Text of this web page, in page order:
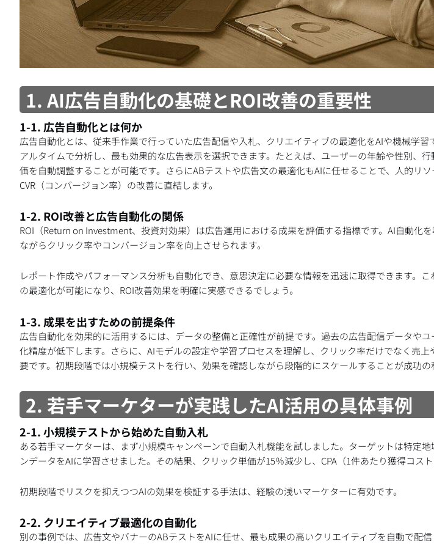
1. AI広告自動化の基礎とROI改善の重要性
1-1. 広告自動化とは何か
広告自動化とは、従来手作業で行っていた広告配信や入札、クリエイティブの最適化をAIや機械学
アルタイムで分析し、最も効果的な広告表示を選択できます。たとえば、ユーザーの年齢や性別、
価を自動調整することが可能です。さらにABテストや広告文の最適化もAIに任せることで、人的リ
CVR（コンバージョン率）の改善に直結します。
1-2. ROI改善と広告自動化の関係
ROI（Return on Investment、投資対効果）は広告運用における成果を評価する指標です。AI自動化
ながらクリック率やコンバージョン率を向上させられます。
レポート作成やパフォーマンス分析も自動化でき、意思決定に必要な情報を迅速に取得できます。
の最適化が可能になり、ROI改善効果を明確に実感できるでしょう。
1-3. 成果を出すための前提条件
広告自動化を効果的に活用するには、データの整備と正確性が前提です。過去の広告配信データや
化精度が低下します。さらに、AIモデルの設定や学習プロセスを理解し、クリック率だけでなく売
要です。初期段階では小規模テストを行い、効果を確認しながら段階的にスケールすることが成功の
2. 若手マーケターが実践したAI活用の具体事例
2-1. 小規模テストから始めた自動入札
ある若手マーケターは、まず小規模キャンペーンで自動入札機能を試しました。ターゲットは特定
ンデータをAIに学習させました。その結果、クリック単価が15％減少し、CPA（1件あたり獲得コスト
初期段階でリスクを抑えつつAIの効果を検証する手法は、経験の浅いマーケターに有効です。
2-2. クリエイティブ最適化の自動化
別の事例では、広告文やバナーのABテストをAIに任せ、最も成果の高いクリエイティブを自動で配